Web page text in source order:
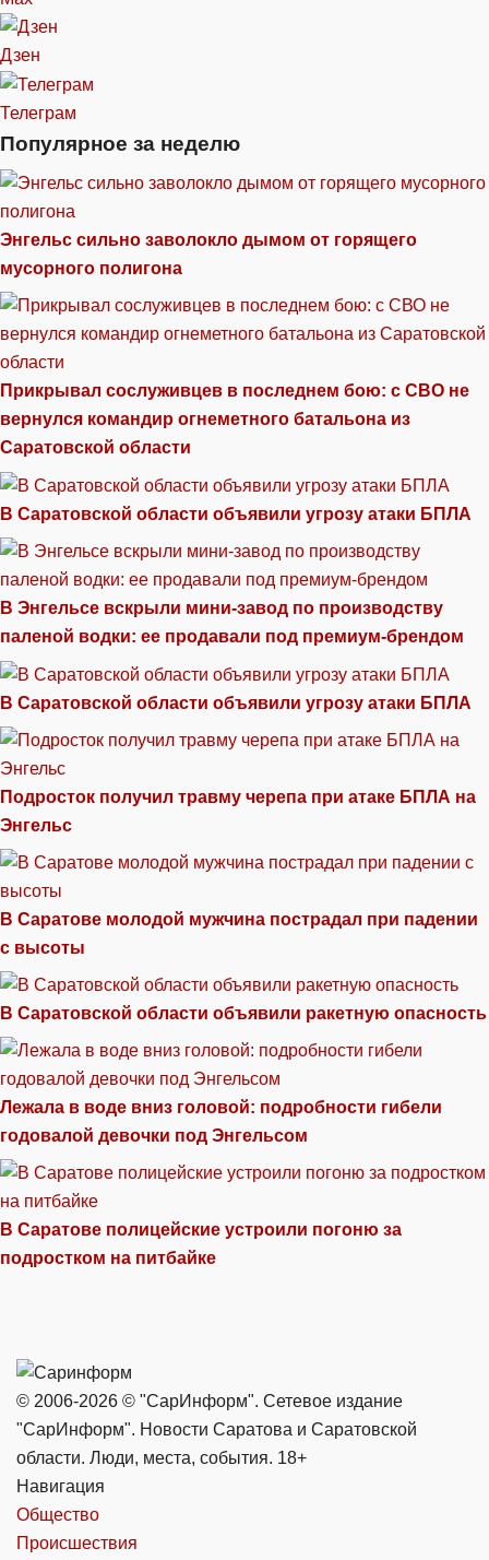
Дзен
Телеграм
Популярное за неделю
Энгельс сильно заволокло дымом от горящего
мусорного полигона
Прикрывал сослуживцев в последнем бою: с СВО не
вернулся командир огнеметного батальона из
Саратовской области
В Саратовской области объявили угрозу атаки БПЛА
В Энгельсе вскрыли мини-завод по производству
паленой водки: ее продавали под премиум-брендом
В Саратовской области объявили угрозу атаки БПЛА
Подросток получил травму черепа при атаке БПЛА на
Энгельс
В Саратове молодой мужчина пострадал при падении
с высоты
В Саратовской области объявили ракетную опасность
Лежала в воде вниз головой: подробности гибели
годовалой девочки под Энгельсом
В Саратове полицейские устроили погоню за
подростком на питбайке
© 2006-2026 © "СарИнформ". Сетевое издание
"СарИнформ". Новости Саратова и Саратовской
области. Люди, места, события. 18+
Навигация
Общество
Происшествия